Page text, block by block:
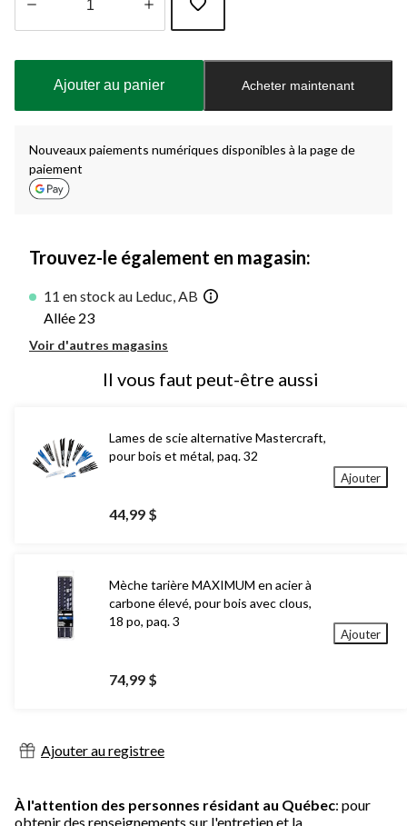
à
Ajouter au panier Acheter maintenant
Nouveaux paiements numériques disponibles à la page de
paiement
Trouvez-le également en magasin:
11 en stock au Leduc, AB
Allée 23
Voir d'autres magasins
Il vous faut peut-être aussi
Lames de scie alternative Mastercraft,
pour bois et métal, paq. 32
44,99 $
Ajouter
Mèche tarière MAXIMUM en acier à
carbone élevé, pour bois avec clous,
18 po, paq. 3
74,99 $
Ajouter
Ajouter au registree
À l'attention des personnes résidant au Québec: pour
obtenir des renseignements sur l'entretien et la